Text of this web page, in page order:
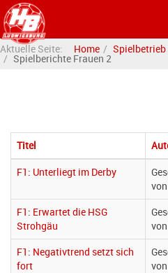
Aktuelle Seite: Home Spielbetrieb
Spielberichte Frauen 2
Titel
F1: Unterliegt im Derby
F1: Erwartet die HSG
Strohgäu
F1: Negativtrend setzt sich
fort